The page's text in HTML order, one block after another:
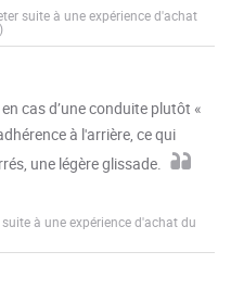
suite à une expérience d'achat
cas d’une conduite plutôt «
à l'arrière, ce qui
une légère glissade.
à une expérience d'achat du